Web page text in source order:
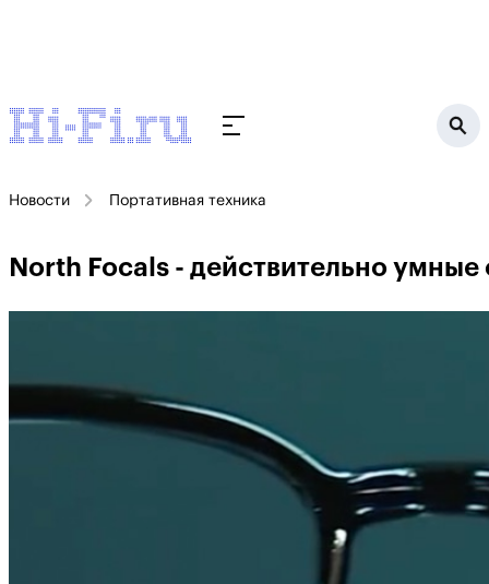
Новости Портативная техника
North Focals - действительно умные